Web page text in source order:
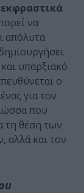
να
απόλυτα
υπαρξιακό
ο
για τον
που
τη θέση των
αλλά και τον